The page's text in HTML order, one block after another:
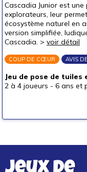
Cascadia Junior est
explorateurs, leur
écosystème naturel en
version simplifiée,
Cascadia. > voir détail
COUP DE CŒUR AVIS
Jeu de pose de tuiles
2 à 4 joueurs - 6 ans et